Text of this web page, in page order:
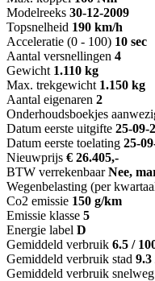
Modelreeks 30-12-2009
Topsnelheid 190 km/h
Acceleratie (0 - 100) 10 sec
Aantal versnellingen 4
Gewicht 1.110 kg
Max. trekgewicht 1.150 kg
Aantal eigenaren 2
Onderhoudsboekjes
Datum eerste uitgifte 25-09-
Datum eerste toelating 25-
Nieuwprijs € 26.405,-
BTW verrekenbaar Nee,
Wegenbelasting (per
Co2 emissie 150 g/km
Emissie klasse 5
Energie label D
Gemiddeld verbruik 6.5 /
Gemiddeld verbruik stad 9.3
Gemiddeld verbruik snelweg